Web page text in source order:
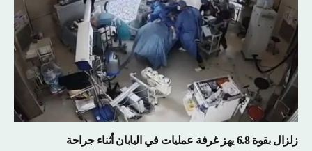
زلزال بقوة 6.8 يهز غرفة عمليات في اليابان أثناء جراحة